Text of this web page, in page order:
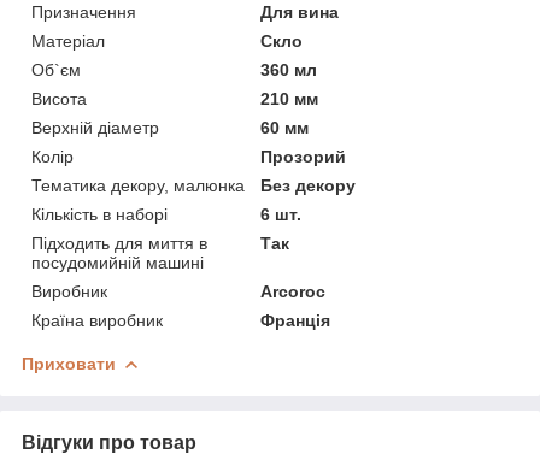
Призначення
Для вина
Матеріал
Скло
Об`єм
360 мл
Висота
210 мм
Верхній діаметр
60 мм
Колір
Прозорий
Тематика декору, малюнка
Без декору
Кількість в наборі
6 шт.
Підходить для миття в
посудомийній машині
Так
Виробник
Arcoroc
Країна виробник
Франція
Приховати
Відгуки про товар